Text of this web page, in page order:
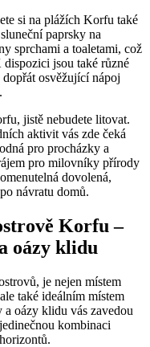
si na plážích Korfu také
paprsky na
sprchami a toaletami, což
jsou také různé
dopřát osvěžující nápoj
jistě nebudete litovat.
aktivit vás zde čeká
pro procházky a
pro milovníky přírody
dovolená,
návratu domů.
Korfu –
oázy klidu
je nejen místem
také ideálním místem
oázy klidu vás zavedou
kombinaci